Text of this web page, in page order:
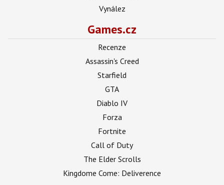
Vynález
Games.cz
Recenze
Assassin's Creed
Starfield
GTA
Diablo IV
Forza
Fortnite
Call of Duty
The Elder Scrolls
Kingdome Come: Deliverence